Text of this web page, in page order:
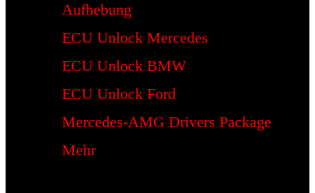
Aufhebung
ECU Unlock Mercedes
ECU Unlock BMW
ECU Unlock Ford
Mercedes-AMG Drivers Package
Mehr